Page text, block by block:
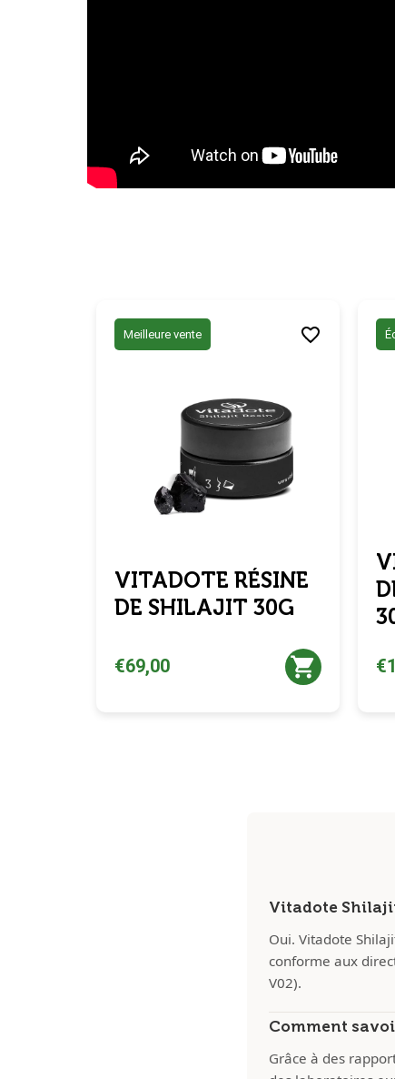
Meilleure vente
VITADOTE RÉSINE
DE SHILAJIT 30G
€69,00
Vitadote
Oui. Vitadote
conforme aux
V02).
Comment
Grâce à des